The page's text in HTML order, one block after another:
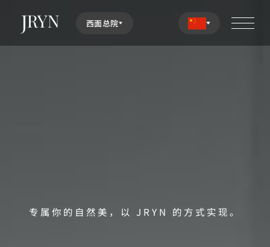
西面总院
专属你的自然美，以 JRYN 的方式实现。